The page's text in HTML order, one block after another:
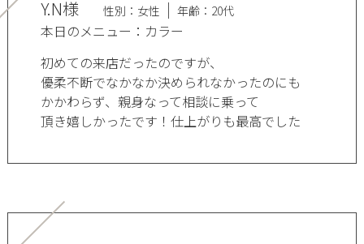
Y.N様 性別：女性 年齢：20代
本日のメニュー：カラー
初めての来店だったのですが、
優柔不断でなかなか決められなかったのにも
かかわらず、親身なって相談に乗って
頂き嬉しかったです！仕上がりも最高でした